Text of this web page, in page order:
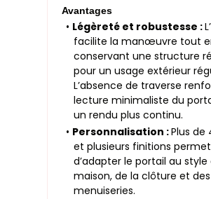
Avantages
• Légèreté et robustesse :
facilite la manœuvre tout
conservant une structure
pour un usage extérieur
L’absence de traverse
lecture minimaliste du
un rendu plus continu.
• Personnalisation :Plus de
et plusieurs finitions
d’adapter le portail au style
maison, de la clôture et des
menuiseries.